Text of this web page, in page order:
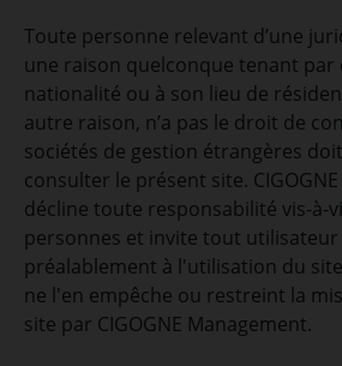
Toute personne relevant d’une
une raison quelconque tenant par
nationalité ou à son lieu de
autre raison, n’a pas le droit de
sociétés de gestion étrangères
consulter le présent site.
décline toute responsabilité vis-à-
personnes et invite tout
préalablement à l'utilisation du
ne l'en empêche ou restreint la
site par CIGOGNE Management.